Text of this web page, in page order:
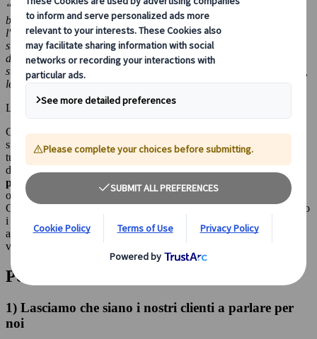
“C'è qualcosa di incredibilmente speciale nel condividere la
bellezza e la cultura del Giappone con gli altri. Per me è
l'opportunità di portare l'esperienza di viaggio a un livello
superiore, a una conoscenza più intima delle persone, dove il 'non
detto' spesso nasconde un significato più profondo delle parole
stesse (rappresentato perfettamente dall'espressione 'kuki wo yomu',
letteralmente 'leggere l'aria').”
Luca Bastianini, accompagnatore di Japanspecialist.
Che siate attratti dalla sua ricca storia, dalle sue città vivaci o dalle
sue splendide bellezze naturali, il Giappone ha qualcosa da offrire a
tutti. Tuttavia, districarsi in questo Paese culturalmente ricco e
diversificato può essere impegnativo,soprattutto per chi lo visita
per la prima volta
. È qui che entra in gioco Japanspecialist, che
offre tour guidati ideati per aiutarvi a sperimentare il meglio del
Giappone con facilità e comodità. In questo articolo approfondiremo
i pro e i contro di un viaggio di gruppo in Giappone con un
accompagnatore. Alla fine, avrete un'idea chiara se questo stile di
viaggio è adatto alle vostre preferenze.
Perché scegliere un tour guidato?
1) Lasciamo che siano i nostri clienti a parlare per
noi